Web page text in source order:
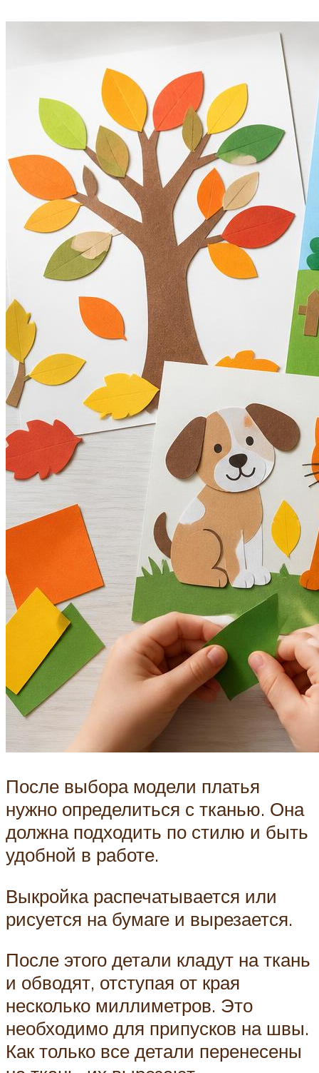
После выбора модели платья
нужно определиться с тканью. Она
должна подходить по стилю и быть
удобной в работе.
Выкройка распечатывается или
рисуется на бумаге и вырезается.
После этого детали кладут на ткань
и обводят, отступая от края
несколько миллиметров. Это
необходимо для припусков на швы.
Как только все детали перенесены